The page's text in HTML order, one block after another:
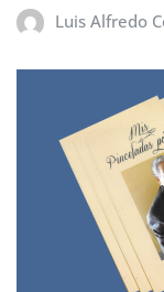
Luis Alfredo